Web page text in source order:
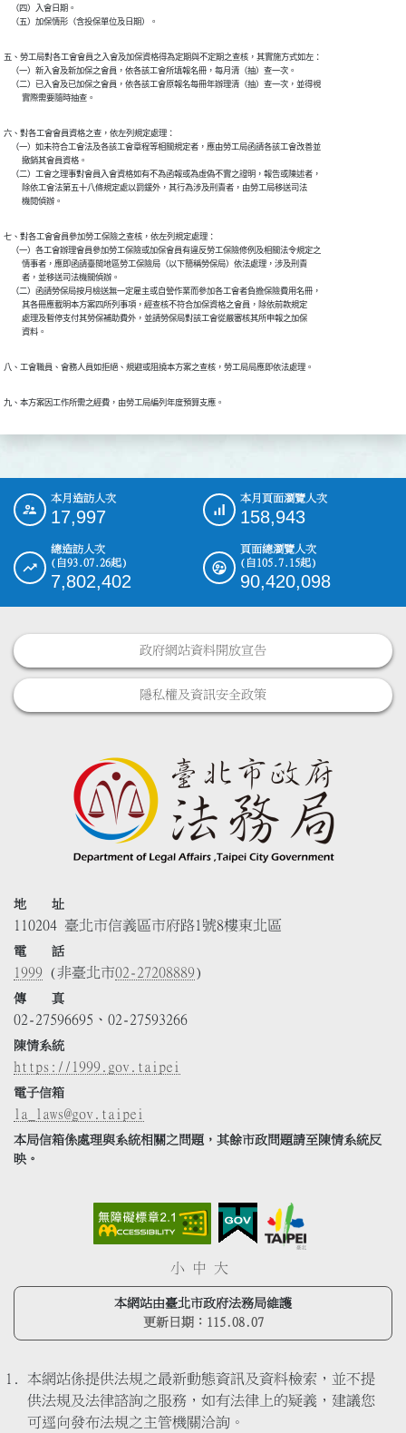
    （四）入會日期。
    （五）加保情形（含投保單位及日期）。
五、勞工局對各工會會員之入會及加保資格得為定期與不定期之查核，其實施方式如左：
    （一）新入會及新加保之會員，依各該工會所填報名冊，每月清（抽）查一次。
    （二）已入會及已加保之會員，依各該工會原報名每冊年辦理清（抽）查一次，並得視
          實際需要隨時抽查。
六、對各工會會員資格之查，依左列規定處理：
    （一）如未符合工會法及各該工會章程等相關規定者，應由勞工局函請各該工會改善並
          撤銷其會員資格。
    （二）工會之理事對會員入會資格如有不為函報或為虛偽不實之證明，報告或陳述者，
          除依工會法第五十八條規定處以罰鍰外，其行為涉及刑責者，由勞工局移送司法
          機閱偵辦。
七、對各工會會員參加勞工保險之查核，依左列規定處理：
    （一）各工會辦理會員參加勞工保險或加保會員有違反勞工保險修例及相關法令規定之
          情事者，應即函請臺閩地區勞工保險局（以下簡稱勞保局）依法處理，涉及刑責
          者，並移送司法機關偵辦。
    （二）函請勞保局按月檢送無一定雇主或自營作業而參加各工會者負擔保險費用名冊，
          其各冊應載明本方案四所列事項，經查核不符合加保資格之會員，除依前款規定
          處理及暫停支付其勞保補助費外，並請勞保局對該工會從嚴審核其所申報之加保
          資料。
八、工會職員、會務人員如拒絕、規避或阻撓本方案之查核，勞工局局應即依法處理。
九、本方案因工作所需之經費，由勞工局編列年度預算支應。
::: 本月造訪人次
17,997
本月頁面瀏覽人次
158,943
總造訪人次
(自93.07.26起)
7,802,402
頁面總瀏覽人次
(自105.7.15起)
90,420,098
政府網站資料開放宣告
隱私權及資訊安全政策
地 址
110204 臺北市信義區市府路1號8樓東北區
電 話
1999 (非臺北市02-27208889)
傳 真
02-27596695、02-27593266
陳情系統
https://1999.gov.taipei
電子信箱
la_laws@gov.taipei
本局信箱係處理與系統相關之問題，其餘市政問題請至陳情系統反
映。
小 中 大
本網站由臺北市政府法務局維護
更新日期： 115.08.07
本網站係提供法規之最新動態資訊及資料檢索，並不提
供法規及法律諮詢之服務，如有法律上的疑義，建議您
可逕向發布法規之主管機關洽詢。